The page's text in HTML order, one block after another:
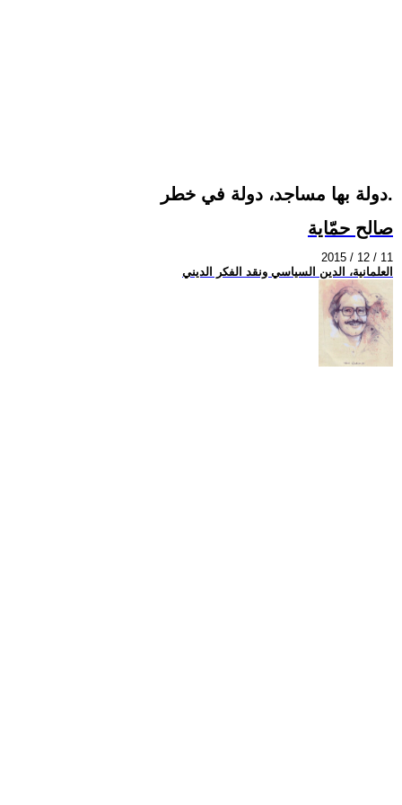
دولة بها مساجد، دولة في خطر.
صالح حمّاية
2015 / 12 / 11
العلمانية، الدين السياسي ونقد الفكر الديني